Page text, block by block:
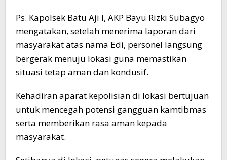
Ps. Kapolsek Batu Aji l, AKP Bayu Rizki Subagyo
mengatakan, setelah menerima laporan dari
masyarakat atas nama Edi, personel langsung
bergerak menuju lokasi guna memastikan
situasi tetap aman dan kondusif.
Kehadiran aparat kepolisian di lokasi bertujuan
untuk mencegah potensi gangguan kamtibmas
serta memberikan rasa aman kepada
masyarakat.